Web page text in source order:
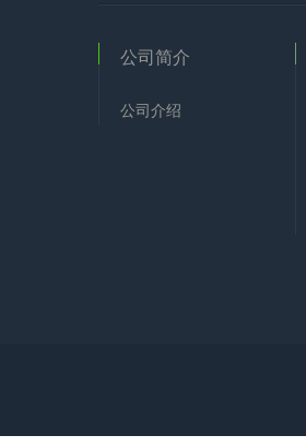
公司简介
公司介绍